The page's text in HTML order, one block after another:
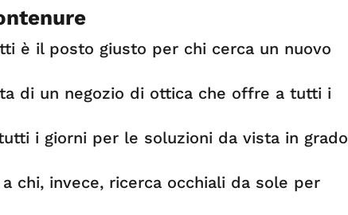
è il posto giusto per chi cerca un nuovo
di un negozio di ottica che offre a tutti i
i giorni per le soluzioni da vista in grado
chi, invece, ricerca occhiali da sole per